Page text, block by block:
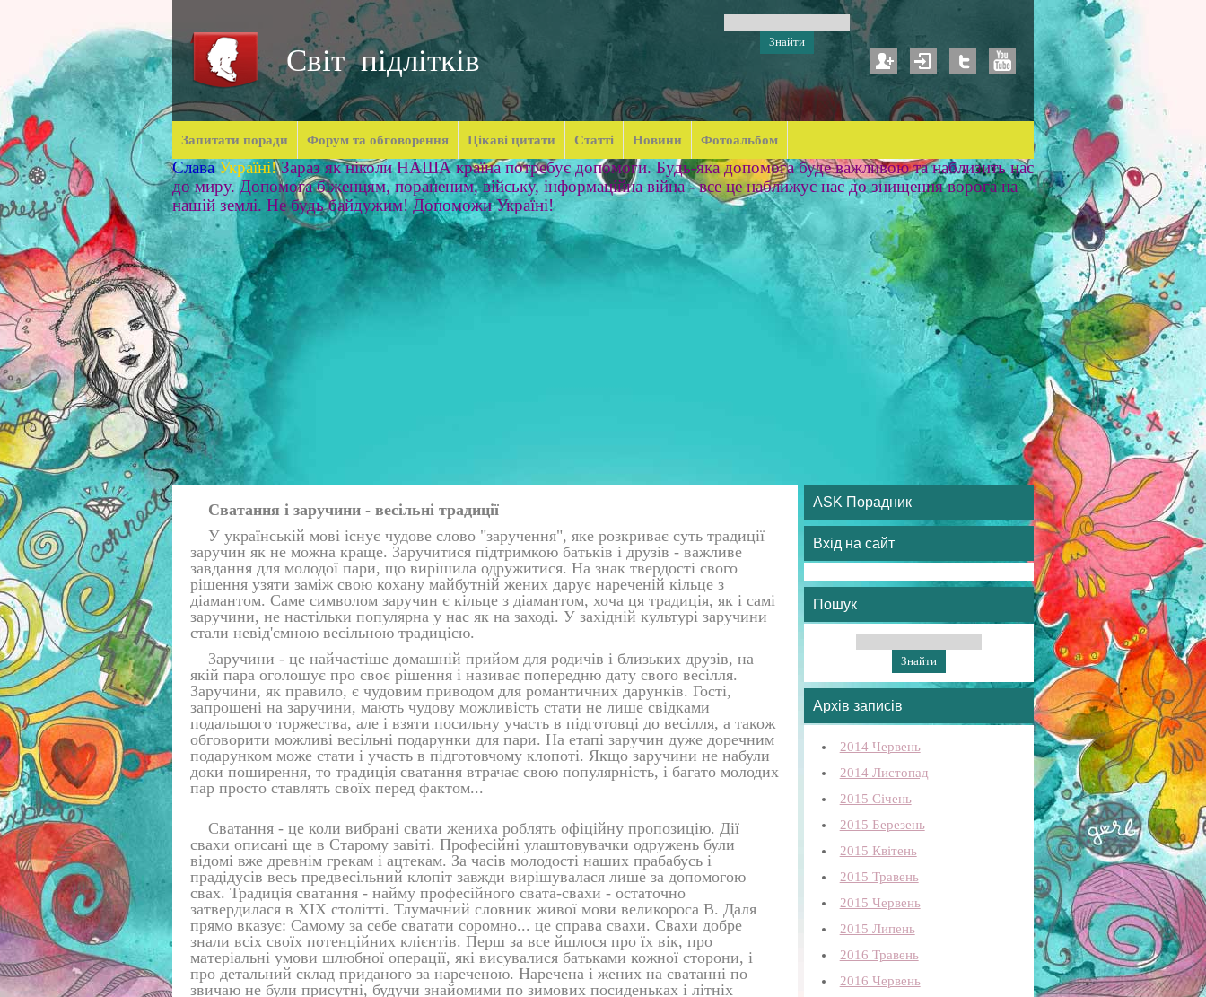
Світ підлітків
Запитати поради Форум та обговорення Цікаві цитати Статті Новини Фотоальбом
Слава Україні! Зараз як ніколи НАША країна потребує допомоги. Будь-яка допомога буде важливою та наблизить нас
до миру. Допомога біженцям, пораненим, війську, інформаційна війна - все це наближує нас до знищення ворога на
нашій землі. Не будь байдужим! Допоможи Україні!
Сватання і заручини - весільні традиції
У українській мові існує чудове слово "заручення", яке розкриває суть традиції
заручин як не можна краще. Заручитися підтримкою батьків і друзів - важливе
завдання для молодої пари, що вирішила одружитися. На знак твердості свого
рішення узяти заміж свою кохану майбутній жених дарує нареченій кільце з
діамантом. Саме символом заручин є кільце з діамантом, хоча ця традиція, як і самі
заручини, не настільки популярна у нас як на заході. У західній культурі заручини
стали невід'ємною весільною традицією.
Заручини - це найчастіше домашній прийом для родичів і близьких друзів, на
якій пара оголошує про своє рішення і називає попередню дату свого весілля.
Заручини, як правило, є чудовим приводом для романтичних дарунків. Гості,
запрошені на заручини, мають чудову можливість стати не лише свідками
подальшого торжества, але і взяти посильну участь в підготовці до весілля, а також
обговорити можливі весільні подарунки для пари. На етапі заручин дуже доречним
подарунком може стати і участь в підготовчому клопоті. Якщо заручини не набули
доки поширення, то традиція сватання втрачає свою популярність, і багато молодих
пар просто ставлять своїх перед фактом...
Сватання - це коли вибрані свати жениха роблять офіційну пропозицію. Дії
свахи описані ще в Старому завіті. Професійні улаштовувачки одружень були
відомі вже древнім грекам і ацтекам. За часів молодості наших прабабусь і
прадідусів весь предвесільний клопіт завжди вирішувалася лише за допомогою
свах. Традиція сватання - найму професійного свата-свахи - остаточно
затвердилася в XIX столітті. Тлумачний словник живої мови великороса В. Даля
прямо вказує: Самому за себе сватати соромно... це справа свахи. Свахи добре
знали всіх своїх потенційних клієнтів. Перш за все йшлося про їх вік, про
матеріальні умови шлюбної операції, які висувалися батьками кожної сторони, і
про детальний склад приданого за нареченою. Наречена і жених на сватанні по
звичаю не були присутні, будучи знайомими по зимових посиденьках і літніх
ASK Порадник
Вхід на сайт
Пошук
Архів записів
2014 Червень
2014 Листопад
2015 Січень
2015 Березень
2015 Квітень
2015 Травень
2015 Червень
2015 Липень
2016 Травень
2016 Червень